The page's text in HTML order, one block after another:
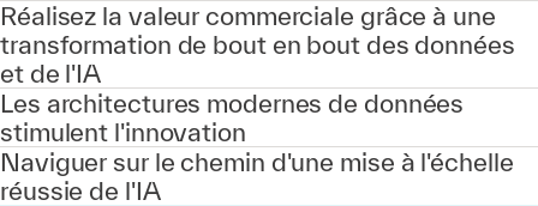
Réalisez la valeur commerciale grâce à une
transformation de bout en bout des données
et de l'IA
Les architectures modernes de données
stimulent l'innovation
Naviguer sur le chemin d'une mise à l'échelle
réussie de l'IA